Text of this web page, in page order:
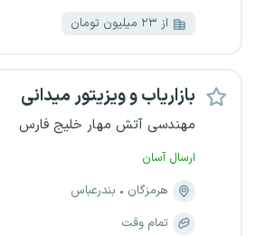
از ۲۳ میلیون تومان
بازاریاب و ویزیتور میدانی
مهندسی آتش مهار خلیج فارس
ارسال آسان
هرمزگان
بندرعباس
تمام وقت